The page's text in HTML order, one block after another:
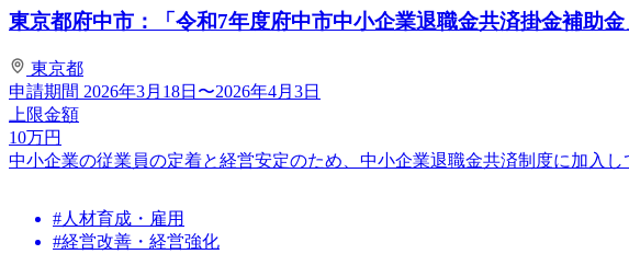
東京都府中市：「令和7年度府中市中小企業退職金共済掛金補助金
東京都
申請期間 2026年3月18日〜2026年4月3日
上限金額
10万円
中小企業の従業員の定着と経営安定のため、中小企業退職金共済制度に加入し
#人材育成・雇用
#経営改善・経営強化